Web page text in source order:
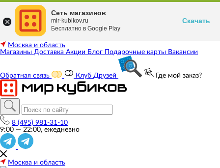
Москва и область
Магазины Доставка Акции Блог Подарочные карты Вакансии
Обратная связь Клуб Друзей Где мой заказ?
8 (495) 981-31-10
9:00 — 22:00, ежедневно
Москва и область
Сеть магазинов
mir-kubikov.ru
Бесплатно в Google Play
Скачать